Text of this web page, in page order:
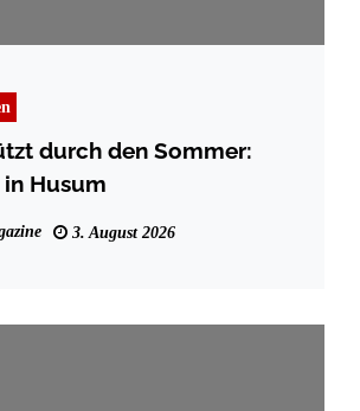
durch den Sommer:
Husum
3. August 2026